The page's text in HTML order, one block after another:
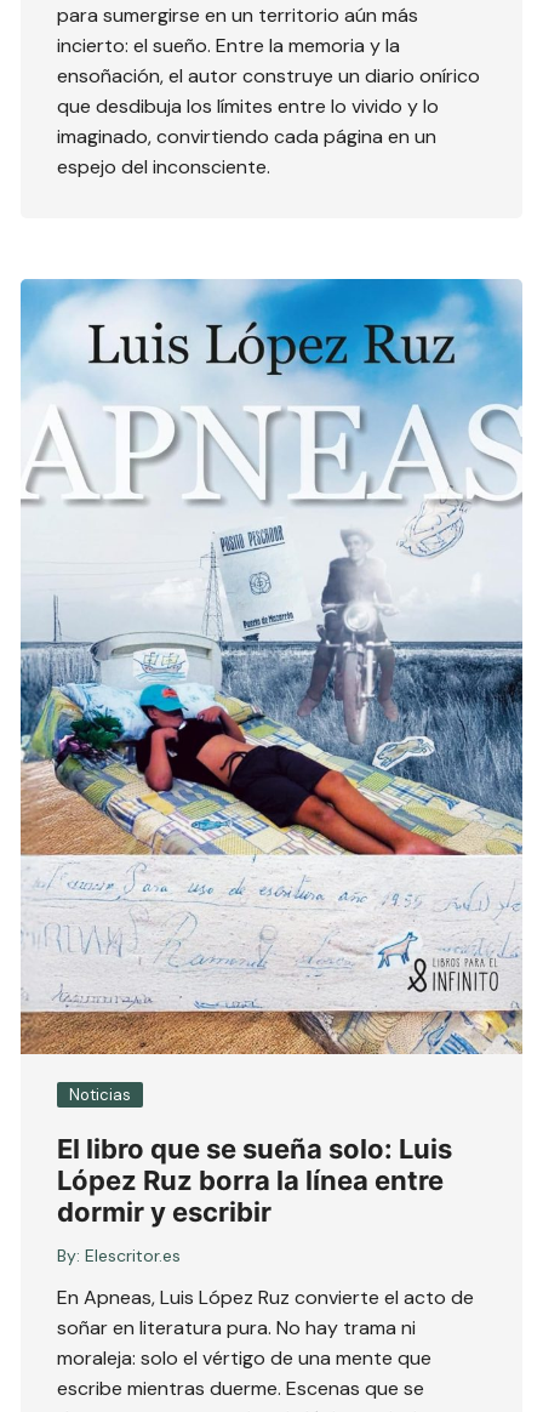
para sumergirse en un territorio aún más
incierto: el sueño. Entre la memoria y la
ensoñación, el autor construye un diario onírico
que desdibuja los límites entre lo vivido y lo
imaginado, convirtiendo cada página en un
espejo del inconsciente.
Noticias
El libro que se sueña solo: Luis
López Ruz borra la línea entre
dormir y escribir
By: Elescritor.es
En Apneas, Luis López Ruz convierte el acto de
soñar en literatura pura. No hay trama ni
moraleja: solo el vértigo de una mente que
escribe mientras duerme. Escenas que se